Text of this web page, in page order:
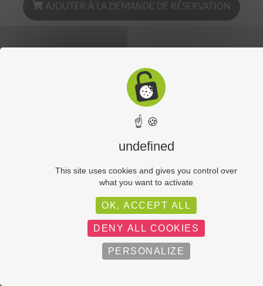
AJOUTER À LA DEMANDE DE RÉSERVATION
Lot de journaux «Le Monde » vintage
15.00€
☝ 🍪
undefined
This site uses cookies and gives you control over
what you want to activate
OK, ACCEPT ALL
DENY ALL COOKIES
PERSONALIZE